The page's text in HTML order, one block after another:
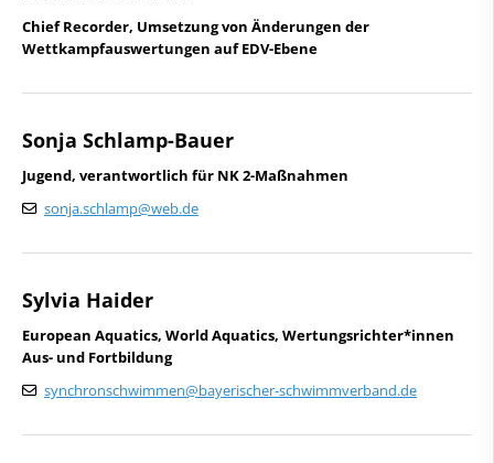
Chief Recorder, Umsetzung von Änderungen der
Wettkampfauswertungen auf EDV-Ebene
Sonja Schlamp-Bauer
Jugend, verantwortlich für NK 2-Maßnahmen
sonja.schlamp@web.de
Sylvia Haider
European Aquatics, World Aquatics, Wertungsrichter*innen
Aus- und Fortbildung
synchronschwimmen@bayerischer-schwimmverband.de